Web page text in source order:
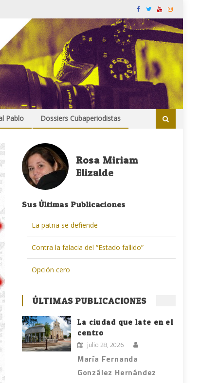
Pablo Dossiers Cubaperiodistas
Rosa Miriam
Elizalde
Sus Últimas Publicaciones
La patria se defiende
Contra la falacia del “Estado fallido”
Opción cero
ÚLTIMAS PUBLICACIONES
La ciudad que late en el
centro
julio 28, 2026
María Fernanda
González Hernández